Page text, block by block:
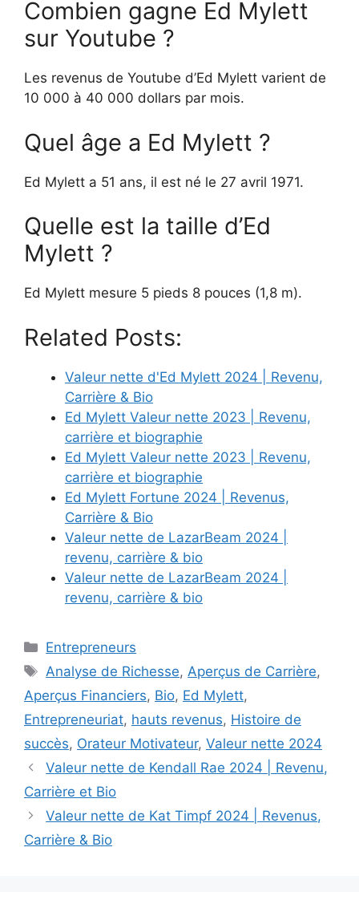
Combien gagne Ed Mylett
sur Youtube ?
Les revenus de Youtube d’Ed Mylett varient de
10 000 à 40 000 dollars par mois.
Quel âge a Ed Mylett ?
Ed Mylett a 51 ans, il est né le 27 avril 1971.
Quelle est la taille d’Ed
Mylett ?
Ed Mylett mesure 5 pieds 8 pouces (1,8 m).
Related Posts:
Valeur nette d'Ed Mylett 2024 | Revenu,
Carrière & Bio
Ed Mylett Valeur nette 2023 | Revenu,
carrière et biographie
Ed Mylett Valeur nette 2023 | Revenu,
carrière et biographie
Ed Mylett Fortune 2024 | Revenus,
Carrière & Bio
Valeur nette de LazarBeam 2024 |
revenu, carrière & bio
Valeur nette de LazarBeam 2024 |
revenu, carrière & bio
Categories
Entrepreneurs
Tags
Analyse de Richesse, Aperçus de Carrière,
Aperçus Financiers, Bio, Ed Mylett,
Entrepreneuriat, hauts revenus, Histoire de
succès, Orateur Motivateur, Valeur nette 2024
Valeur nette de Kendall Rae 2024 | Revenu,
Carrière et Bio
Valeur nette de Kat Timpf 2024 | Revenus,
Carrière & Bio